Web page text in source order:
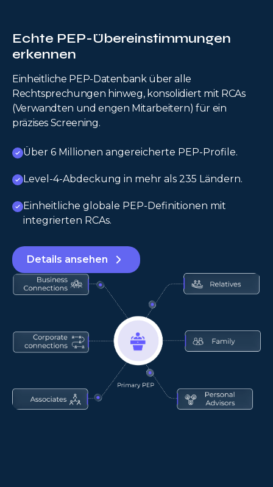
Echte PEP-Übereinstimmungen
erkennen
Einheitliche PEP-Datenbank über alle
Rechtsprechungen hinweg, konsolidiert mit RCAs
(Verwandten und engen Mitarbeitern) für ein
präzises Screening.
Über 6 Millionen angereicherte PEP-Profile.
Level-4-Abdeckung in mehr als 235 Ländern.
Einheitliche globale PEP-Definitionen mit
integrierten RCAs.
Details ansehen